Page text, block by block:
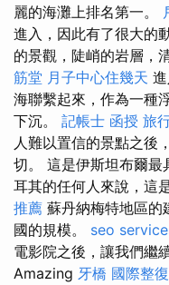
麗的海灘上排名第一。
進入，因此有了很大的
的景觀，陡峭的岩層，
筋堂 月子中心住幾天
海聯繫起來，作為一種
下沉。 記帳士 函授 旅
人難以置信的景點之後
切。 這是伊斯坦布爾最
耳其的任何人來說，這
推薦 蘇丹納梅特地區的
國的規模。 seo
電影院之後，讓我們繼
Amazing 牙橋 國際整